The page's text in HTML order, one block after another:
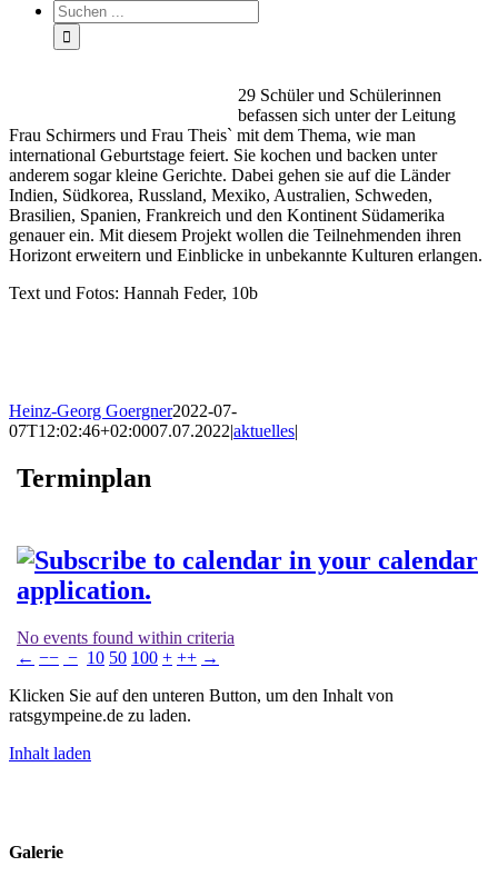
29 Schüler und Schülerinnen
befassen sich unter der Leitung
Frau Schirmers und Frau Theis` mit dem Thema, wie man
international Geburtstage feiert. Sie kochen und backen unter
anderem sogar kleine Gerichte. Dabei gehen sie auf die Länder
Indien, Südkorea, Russland, Mexiko, Australien, Schweden,
Brasilien, Spanien, Frankreich und den Kontinent Südamerika
genauer ein. Mit diesem Projekt wollen die Teilnehmenden ihren
Horizont erweitern und Einblicke in unbekannte Kulturen erlangen.
Text und Fotos: Hannah Feder, 10b
Heinz-Georg Goergner2022-07-
07T12:02:46+02:0007.07.2022|aktuelles|
Terminplan
No events found within criteria
← −− − 10 50 100 + ++ →
Klicken Sie auf den unteren Button, um den Inhalt von
ratsgympeine.de zu laden.
Inhalt laden
Galerie